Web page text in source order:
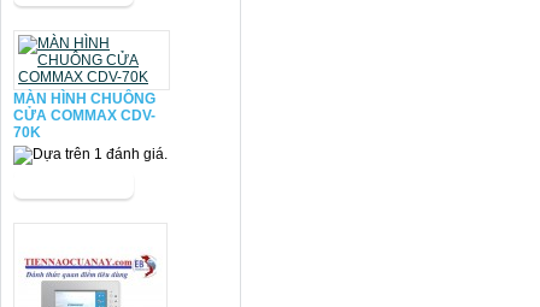
MÀN HÌNH CHUÔNG
CỬA COMMAX CDV-
70K